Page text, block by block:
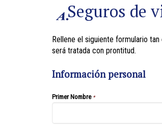
Seguros de
Rellene el siguiente formulario
será tratada con prontitud.
Información personal
Primer Nombre *